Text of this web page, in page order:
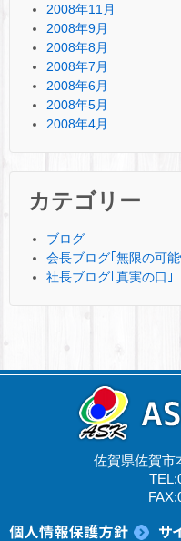
2008年11月
2008年9月
2008年8月
2008年7月
2008年6月
2008年5月
2008年4月
カテゴリー
ブログ
会長ブログ｢無限の可
社長ブログ｢真実の口｣
佐賀県佐賀市